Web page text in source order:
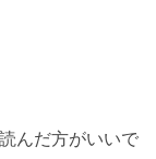
んだ方がいいで